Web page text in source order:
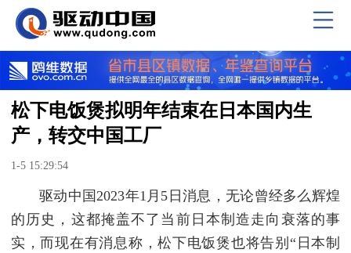
松下电饭煲拟明年结束在日本国内生
产，转交中国工厂
1-5 15:29:54
驱动中国2023年1月5日消息，无论曾经多么辉煌
的历史，这都掩盖不了当前日本制造走向衰落的事
实，而现在有消息称，松下电饭煲也将告别“日本制